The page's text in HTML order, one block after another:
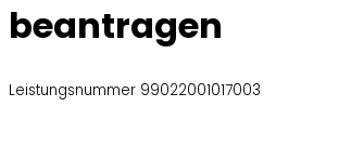
beantragen
Leistungsnummer 99022001017003